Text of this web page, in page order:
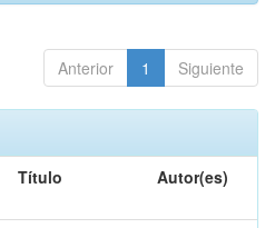
Anterior 1 Siguiente
Título Autor(es)